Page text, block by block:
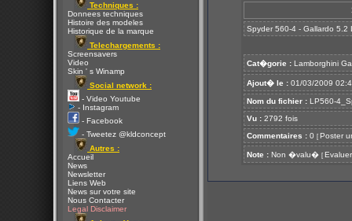
Techniques :
Donnees techniques
Histoire des modeles
Historique de la marque
Telechargements :
Screensavers
Video
Skin ' s Winamp
Social network :
- Video Youtube
- Instagram
- Facebook
- Tweetez @kldconcept
Autres :
Accueil
News
Newsletter
Liens Web
News sur votre site
Nous Contacter
Legal Disclaimer
Spyder 560-4 - Gallardo 5.2
Cat�gorie : Lamborghini
Ajout� le : 01/03/2009
Nom du fichier : LP560-
Vu : 2792 fois
Commentaires : 0 [ Poster
Note : Non �valu� [ Evaluer